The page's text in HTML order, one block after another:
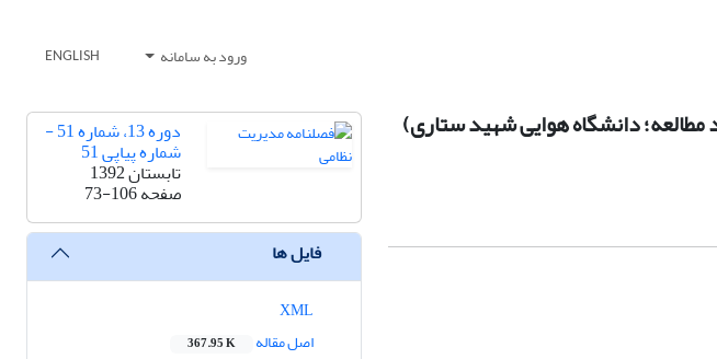
ورود به سامانه ENGLISH
دانشگاه هوایی شهید ستاری) دوره 13، شماره 51 -
شماره پیاپی 51
تابستان 1392
صفحه73-106
فایل ها
اصل مقاله
367.95 K